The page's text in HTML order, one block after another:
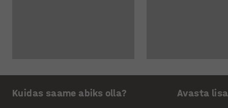
Kuidas saame abiks olla? Avasta